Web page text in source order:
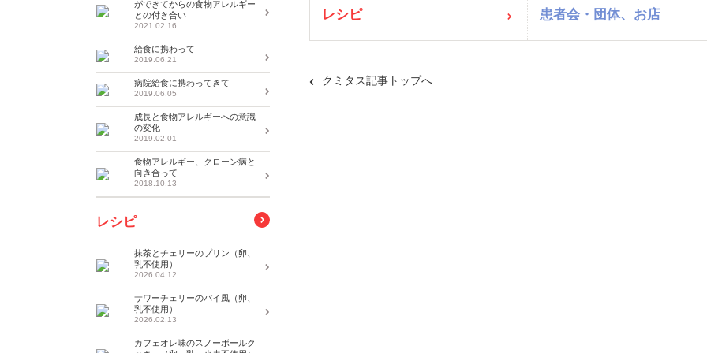
レシピ 患者会・団体、お店
クミタス記事トップへ
ができてからの食物アレルギー
との付き合い
2021.02.16
給食に携わって
2019.06.21
病院給食に携わってきて
2019.06.05
成長と食物アレルギーへの意識
の変化
2019.02.01
食物アレルギー、クローン病と
向き合って
2018.10.13
レシピ
抹茶とチェリーのプリン（卵、
乳不使用）
2026.04.12
サワーチェリーのパイ風（卵、
乳不使用）
2026.02.13
カフェオレ味のスノーボールク